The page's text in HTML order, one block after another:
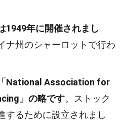
1949年に開催されまし
ナ州のシャーロットで行わ
National Association for
」の略です。ストック
するために設立されまし